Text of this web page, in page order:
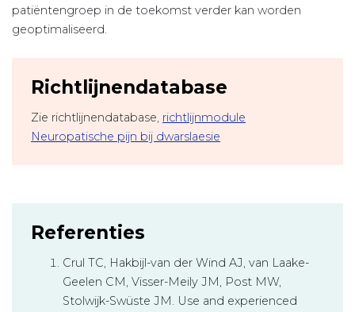
patiëntengroep in de toekomst verder kan worden
geoptimaliseerd.
Richtlijnendatabase
Zie richtlijnendatabase, richtlijnmodule
Neuropatische pijn bij dwarslaesie
Referenties
Crul TC, Hakbijl-van der Wind AJ, van Laake-
Geelen CM, Visser-Meily JM, Post MW,
Stolwijk-Swüste JM. Use and experienced